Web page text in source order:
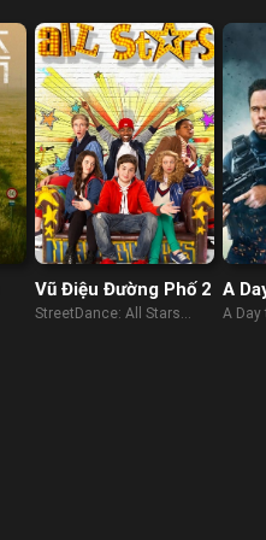
(2022)
Vũ Điệu Đường Phố 2
StreetDance: All Stars
A
A